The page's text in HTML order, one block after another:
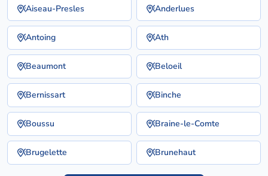
Aiseau-Presles Anderlues
Antoing Ath
Beaumont Beloeil
Bernissart Binche
Boussu Braine-le-Comte
Brugelette Brunehaut